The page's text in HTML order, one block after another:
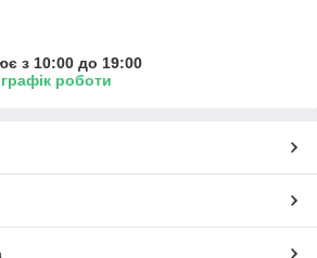
з 10:00 до 19:00
роботи